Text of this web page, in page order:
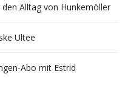
Alltag von Hunkemöller
Ultee
Abo mit Estrid